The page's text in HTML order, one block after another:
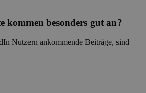
kommen besonders gut an?
Nutzern ankommende Beiträge, sind